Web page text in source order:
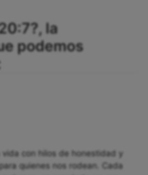
la
podemos
vida con hilos de honestidad y
quienes nos rodean. Cada